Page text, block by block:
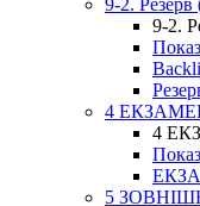
9-2. Резерв
9-2.
4
4
5